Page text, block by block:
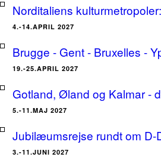
Norditaliens
4.-14.APRIL 2027
Brugge - Gent - Bruxelles -
19.-25.APRIL 2027
Gotland, Øland og Kalmar -
5.-11.MAJ 2027
Jubilæumsrejse rundt om D-
3.-11.JUNI 2027